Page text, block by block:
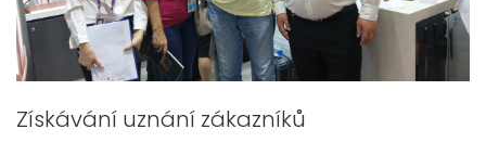
Získávání uznání zákazníků